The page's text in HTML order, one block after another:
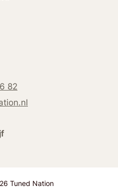
82
Tuned Nation